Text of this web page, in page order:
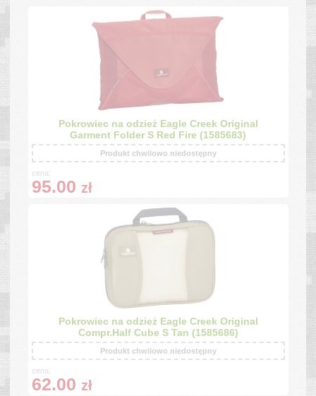
Pokrowiec na odzież Eagle Creek Original
Garment Folder S Red Fire (1585683)
Produkt chwilowo niedostępny
cena:
95.00 zł
Pokrowiec na odzież Eagle Creek Original
Compr.Half Cube S Tan (1585686)
Produkt chwilowo niedostępny
cena:
62.00 zł